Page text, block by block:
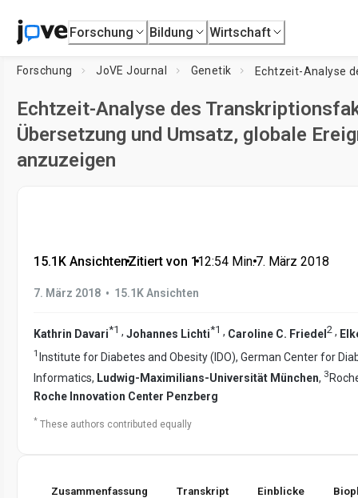
Forschung Bildung Wirtschaft
Forschung JoVE Journal Genetik
Echtzeit-Analyse des
Übersetzung und Umsatz, globale
anzuzeigen
15.1K Ansichten•Zitiert von 1•12:54 Min.•7. März 2018
7. März 2018 • 15.1K Ansichten
Kathrin Davari*1 , Johannes Lichti*1 , Caroline C. Friedel 2 ,
1 Institute for Diabetes and Obesity (IDO), German Center for
Informatics, Ludwig-Maximilians-Universität München, 3
Roche Innovation Center Penzberg
* These authors contributed equally
Zusammenfassung Transkript Einblicke